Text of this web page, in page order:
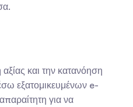
και την κατανόηση
εξατομικευμένων e-
για να